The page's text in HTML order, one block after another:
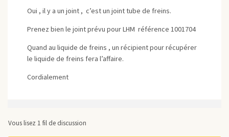
Oui , il y a un joint , c’est un joint tube de freins.
Prenez bien le joint prévu pour LHM référence 1001704
Quand au liquide de freins , un récipient pour récupérer
le liquide de freins fera l’affaire.
Cordialement
Vous lisez 1 fil de discussion